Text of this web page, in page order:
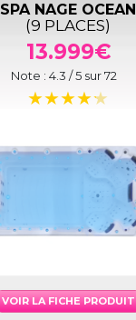
SPA NAGE OCEAN
(9 PLACES)
13.999€
Note : 4.3 / 5 sur72
VOIR LA FICHE PRODUIT